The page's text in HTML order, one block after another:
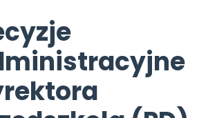
Nowości
Zapowiedzi
Bliżej Pieska
Pomoc zwierzętom
Książka (dla) Przedszkolaka
Promowanie czytelnictwa
TikTok
Zobacz nas na TikToku
YouTube
Filmy edukacyjne